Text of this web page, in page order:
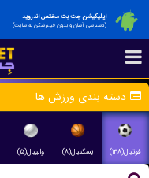
اپلیکیشن جت بت مختص اندروید
(دسترسی آسان و بدون فیلترشکن به سایت)
دسته بندی ورزش ها
فوتبال(۱۳۸) بسکتبال(۸) والیبال(۵)